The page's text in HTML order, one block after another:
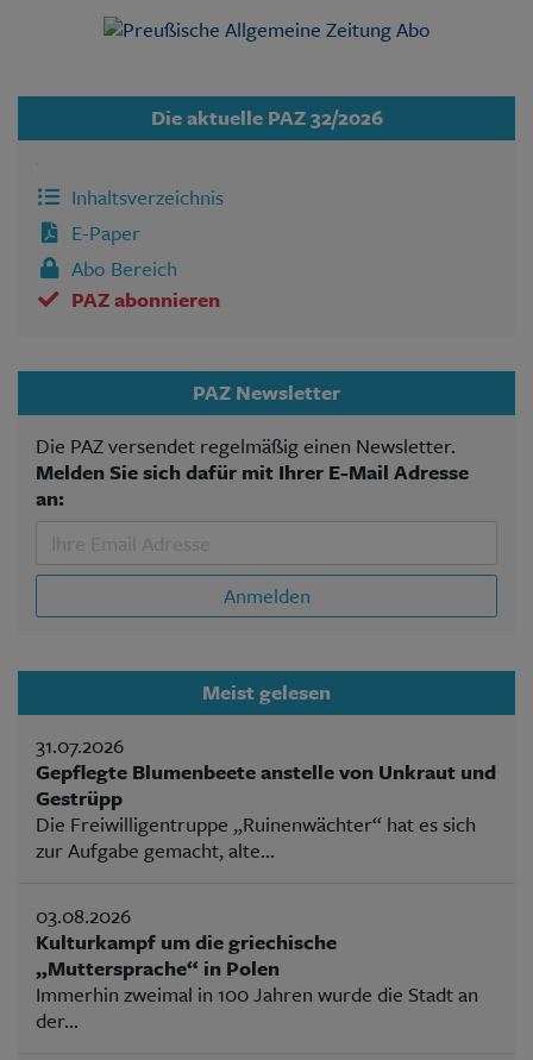
Die aktuelle PAZ 32/2026
Inhaltsverzeichnis
E-Paper
Abo Bereich
PAZ abonnieren
PAZ Newsletter
Die PAZ versendet regelmäßig einen Newsletter.
Melden Sie sich dafür mit Ihrer E-Mail Adresse
an:
Anmelden
Meist gelesen
31.07.2026
Gepflegte Blumenbeete anstelle von Unkraut und
Gestrüpp
Die Freiwilligentruppe „Ruinenwächter“ hat es sich
zur Aufgabe gemacht, alte...
03.08.2026
Kulturkampf um die griechische
„Muttersprache“ in Polen
Immerhin zweimal in 100 Jahren wurde die Stadt an
der...